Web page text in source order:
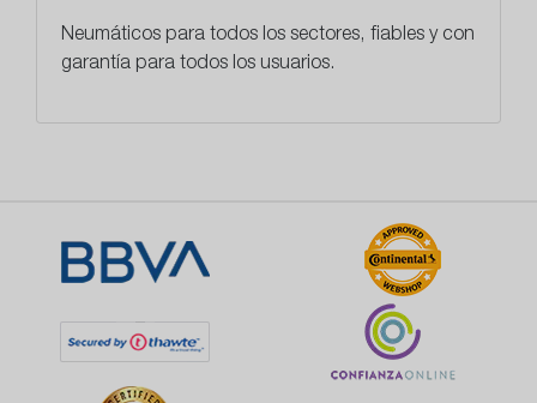
Neumáticos para todos los sectores, fiables y con
garantía para todos los usuarios.